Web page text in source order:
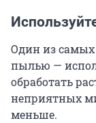
Один из самых
пылью —
обработать
неприятных
меньше.